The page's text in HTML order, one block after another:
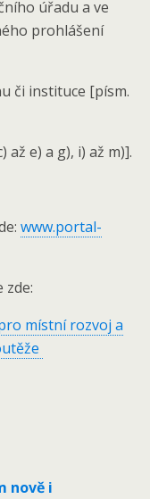
úřadu a ve
prohlášení
či instituce [písm.
e) a g), i) až m)].
www.portal-
zde:
místní rozvoj a
nově i